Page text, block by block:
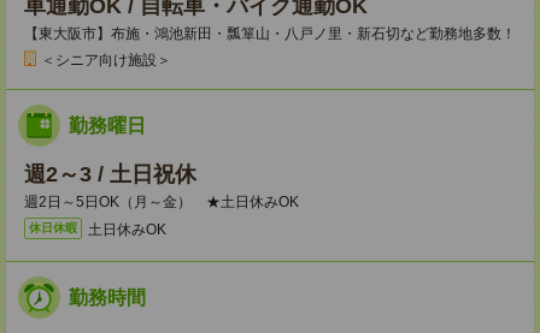
車通勤OK / 自転車・バイク通勤OK
【東大阪市】布施・鴻池新田・瓢箪山・八戸ノ里・新石切など勤務地多数！
＜シニア向け施設＞
勤務曜日
週2～3 / 土日祝休
週2日～5日OK（月～金） ★土日休みOK
休日休暇 土日休みOK
勤務時間